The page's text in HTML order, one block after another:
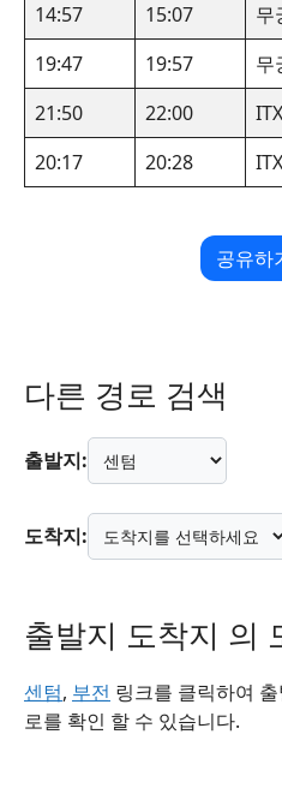
14:57
15:07 무
19:47
19:57 무
21:50
22:00
20:17
20:28
공유하
다른 경로 검색
출발지:
도착지:
출발지 도착지 의
센텀, 부전 링크를 클릭하여
로를 확인 할 수 있습니다.